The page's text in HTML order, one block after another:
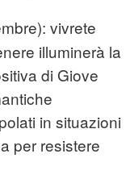
vivrete
illuminerà la
di Giove
in situazioni
per resistere